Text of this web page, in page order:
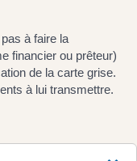
à faire la
financier ou prêteur)
de la carte grise.
à lui transmettre.